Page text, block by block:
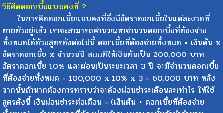
วิธีคิดดอกเบี้ยแบบคงที่ ?
ในการคิดดอกเบี้ยแบบคงที่ซึ่งมีอัตราดอกเบี้ยในแต่ละงวดที่
ตายตัวอยู่แล้ว เราจะสามารถคำนวณหาจำนวนดอกเบี้ยที่ต้องจ่าย
ทั้งหมดได้ด้วยสูตรดังต่อไปนี้ ดอกเบี้ยที่ต้องจ่ายทั้งหมด = เงินต้น x
อัตราดอกเบี้ย x จำนวนปี สมมติให้เงินต้นเป็น 200,000 บาท
อัตราดอกเบี้ย 10% และผ่อนเป็นระยะเวลา 3 ปี จะมีจำนวนดอกเบี้ย
ที่ต้องจ่ายทั้งหมด = 100,000 x 10% x 3 = 60,000 บาท หลัง
จากนั้นถ้าหากต้องการทราบว่าจะต้องผ่อนชำระเดือนละเท่าไร ให้ใช้
สูตรดังนี้ เงินผ่อนชำระต่อเดือน = (เงินต้น + ดอกเบี้ยที่ต้องจ่าย